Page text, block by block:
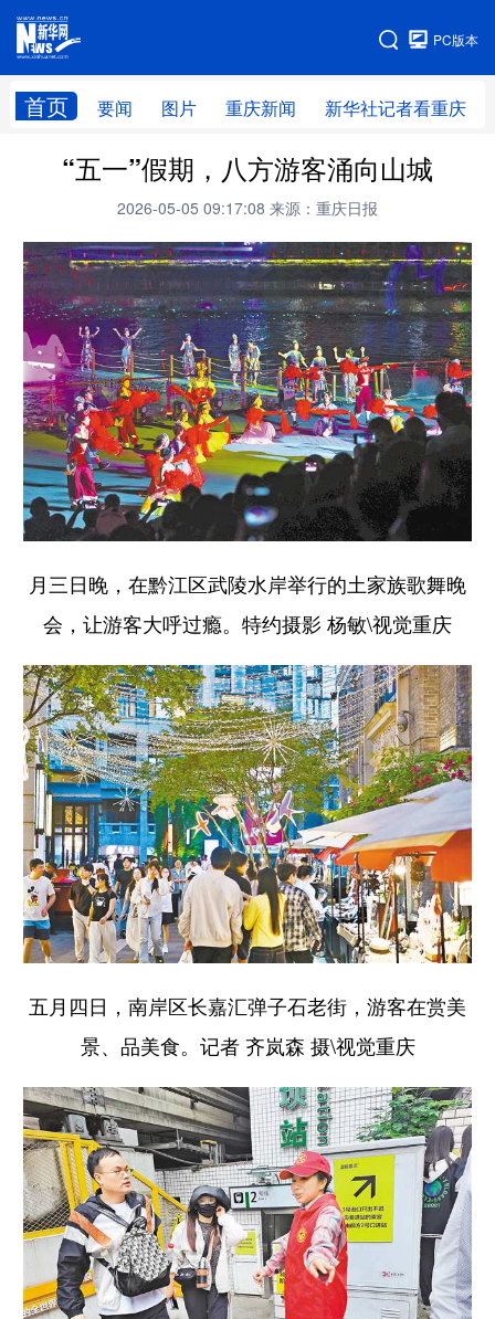
PC版本
首页 要闻 图片 重庆新闻 新华社记者看重庆
网站地图
“五一”假期，八方游客涌向山城
2026-05-05 09:17:08 来源：重庆日报
月三日晚，在黔江区武陵水岸举行的土家族歌舞晚
会，让游客大呼过瘾。特约摄影 杨敏\视觉重庆
五月四日，南岸区长嘉汇弹子石老街，游客在赏美
景、品美食。记者 齐岚森 摄\视觉重庆